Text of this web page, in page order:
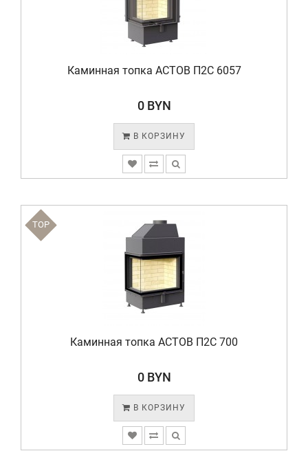
Каминная топка АСТОВ П2С 6057
0 BYN
В КОРЗИНУ
TOP
Каминная топка АСТОВ П2С 700
0 BYN
В КОРЗИНУ